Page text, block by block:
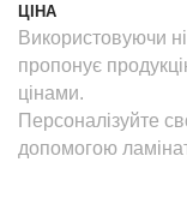
ЦІНА
Використовуючи
пропонує
цінами.
Персоналізуйте
допомогою